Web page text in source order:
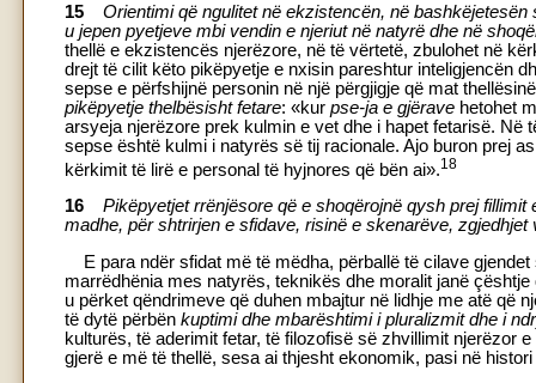
15
Orientimi që ngulitet në ekzistencën, në
u jepen pyetjeve mbi vendin e njeriut në natyrë dhe në
thellë e ekzistencës njerëzore, në të vërtetë, zbulohet në
drejt të cilit këto pikëpyetje e nxisin pareshtur inteligjencën
sepse e përfshijnë personin në një përgjigje që mat
pikëpyetje thelbësisht fetare: «kur pse-ja e gjërave hetohet
arsyeja njerëzore prek kulmin e vet dhe i hapet fetarisë. Në
sepse është kulmi i natyrës së tij racionale. Ajo buron prej
kërkimit të lirë e personal të hyjnores që bën ai».18
16
Pikëpyetjet rrënjësore që e shoqërojnë qysh prej
madhe, për shtrirjen e sfidave, risinë e skenarëve,
E para ndër sfidat më të mëdha, përballë të cilave
marrëdhënia mes natyrës, teknikës dhe moralit janë
u përket qëndrimeve që duhen mbajtur në lidhje me atë që
të dytë përbën kuptimi dhe mbarështimi i pluralizmit dhe i
kulturës, të aderimit fetar, të filozofisë së zhvillimit njerëzor
gjerë e më të thellë, sesa ai thjesht ekonomik, pasi në